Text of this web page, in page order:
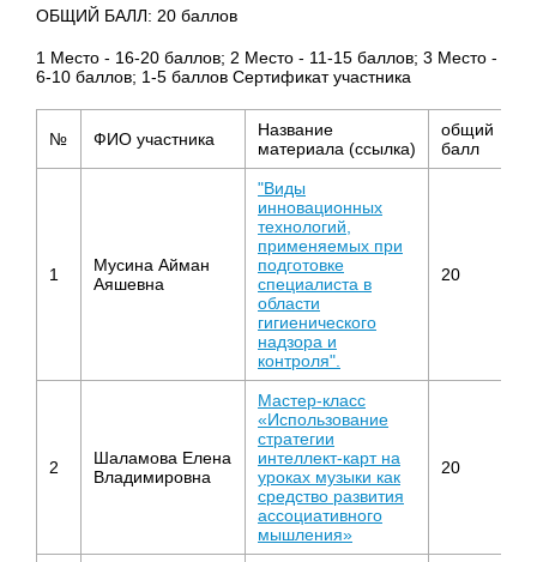
ОБЩИЙ БАЛЛ: 20 баллов
1 Место - 16-20 баллов; 2 Место - 11-15 баллов; 3 Место -
6-10 баллов; 1-5 баллов Сертификат участника
№ ФИО участника
Название
материала (ссылка)
общий
балл
1
Мусина Айман
Аяшевна
"Виды
инновационных
технологий,
применяемых при
подготовке
специалиста в
области
гигиенического
надзора и
контроля".
20
2
Шаламова Елена
Владимировна
Мастер-класс
«Использование
стратегии
интеллект-карт на
уроках музыки как
средство развития
ассоциативного
мышления»
20